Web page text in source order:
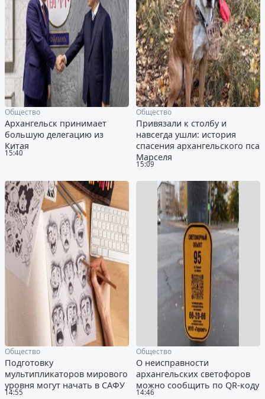
15:40
Общество
Архангельск принимает
большую делегацию из
Китая
15:09
Общество
Привязали к столбу и
навсегда ушли: история
спасения архангельского пса
Марселя
14:55
Общество
Подготовку
мультипликаторов мирового
уровня могут начать в САФУ
14:46
Общество
О неисправности
архангельских светофоров
можно сообщить по QR-коду